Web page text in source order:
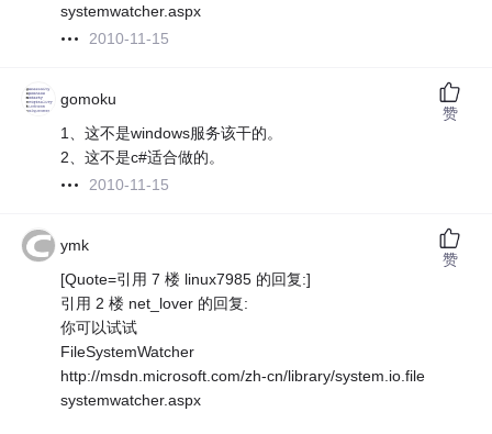
systemwatcher.aspx
2010-11-15
gomoku
1、这不是windows服务该干的。
2、这不是c#适合做的。
2010-11-15
赞
ymk
[Quote=引用 7 楼 linux7985 的回复:]
引用 2 楼 net_lover 的回复:
你可以试试
FileSystemWatcher
http://msdn.microsoft.com/zh-cn/library/system.io.file
systemwatcher.aspx
赞